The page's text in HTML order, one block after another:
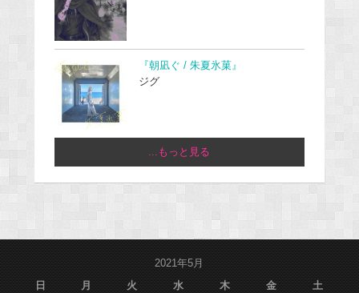
『朝凪ぐ / 朱夏氷菓』
ジグ
...もっと見る
2021年5月
日
月 火 水 木 金 土